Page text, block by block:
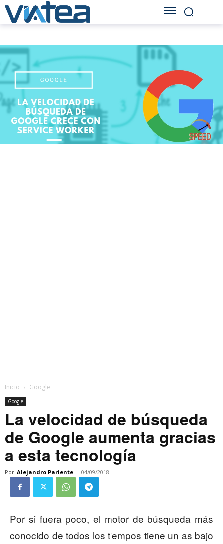
Inicio Google
Google
La velocidad de búsqueda
de Google aumenta gracias
a esta tecnología
Por Alejandro Pariente - 04/09/2018
Por si fuera poco, el motor de búsqueda más
conocido de todos los tiempos tiene un as bajo